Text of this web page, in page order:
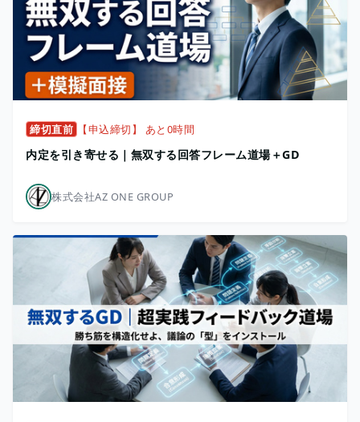
締切直前 【申込締切】 あと0時間
内定を引き寄せる｜無双する回答フレーム道場＋GD
株式会社AZ ONE GROUP